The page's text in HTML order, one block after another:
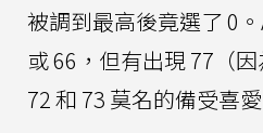
被調到最高後竟選了 0
或 66，但有出現 77（
72 和 73 莫名的備受喜愛